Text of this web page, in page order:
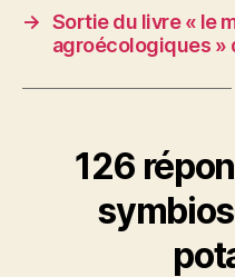
→ Sortie du livre « le
agroécologiques »
126